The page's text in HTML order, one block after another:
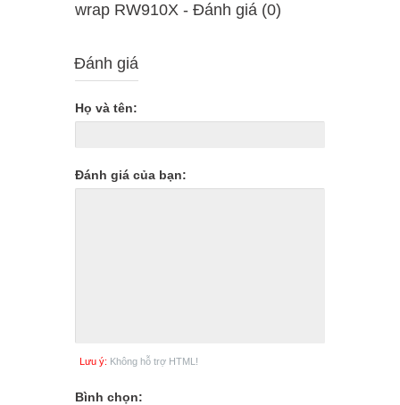
wrap RW910X - Ðánh giá (0)
Đánh giá
Họ và tên:
Đánh giá của bạn:
Lưu ý: Không hỗ trợ HTML!
Bình chọn: